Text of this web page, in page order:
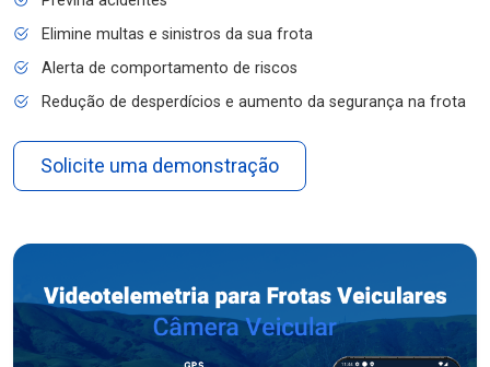
Elimine multas e sinistros da sua frota
Alerta de comportamento de riscos
Redução de desperdícios e aumento da segurança na frota
Solicite uma demonstração